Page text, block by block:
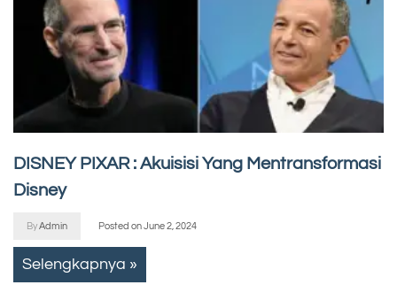
DISNEY PIXAR : Akuisisi Yang Mentransformasi
Disney
ByAdmin Posted onJune 2, 2024
Selengkapnya »